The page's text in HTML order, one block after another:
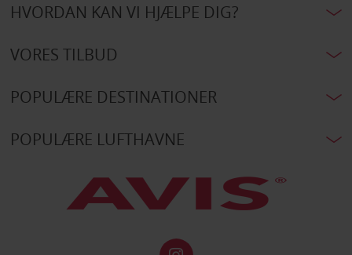
HVORDAN KAN VI HJÆLPE DIG?
VORES TILBUD
POPULÆRE DESTINATIONER
POPULÆRE LUFTHAVNE